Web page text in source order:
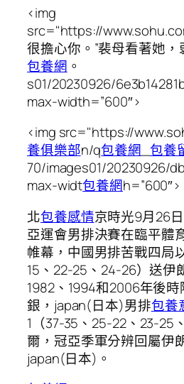
<img
src="https://
很擔心你。”裴母看著她
包養網 。
s01/20230926/
max-width=”600″>
<img src="https://
養俱樂部n/q包養網_包養
70/images01/20230926/
max-widt包養網h=”600″>
北包養感情京時光9月26
亞運會男排決賽在臨平體
帷幕，中國男排苦戰四局
15、22-25、24-26）送伊
1982、1994和2006年後
銀，japan(日本)男排包養
1（37-35、25-22、23-25
爾，冠亞季軍分辨回屬伊
japan(日本)。